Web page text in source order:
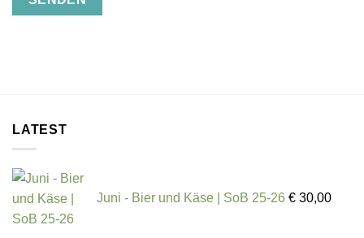
LATEST
Juni - Bier und Käse | SoB 25-26 € 30,00